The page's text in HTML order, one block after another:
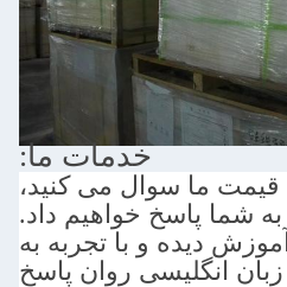
خدمات ما:
می کنید،
و با تجربه به
روان پاسخ